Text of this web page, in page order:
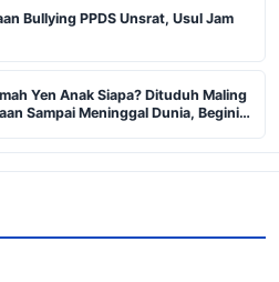
Bullying PPDS Unsrat, Usul Jam
Yen Anak Siapa? Dituduh Maling
Sampai Meninggal Dunia, Begini